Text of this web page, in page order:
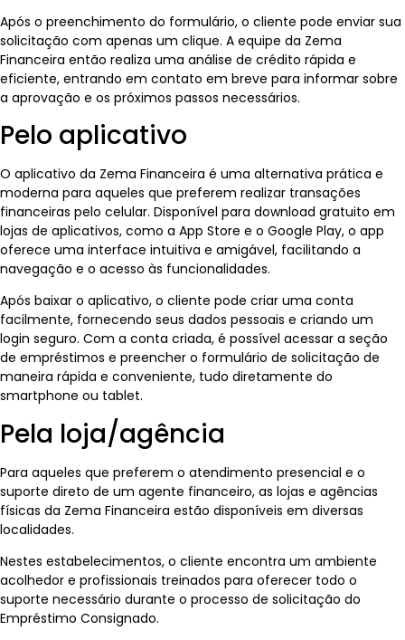
Após o preenchimento do formulário, o cliente pode enviar sua
solicitação com apenas um clique. A equipe da Zema
Financeira então realiza uma análise de crédito rápida e
eficiente, entrando em contato em breve para informar sobre
a aprovação e os próximos passos necessários.
Pelo aplicativo
O aplicativo da Zema Financeira é uma alternativa prática e
moderna para aqueles que preferem realizar transações
financeiras pelo celular. Disponível para download gratuito em
lojas de aplicativos, como a App Store e o Google Play, o app
oferece uma interface intuitiva e amigável, facilitando a
navegação e o acesso às funcionalidades.
Após baixar o aplicativo, o cliente pode criar uma conta
facilmente, fornecendo seus dados pessoais e criando um
login seguro. Com a conta criada, é possível acessar a seção
de empréstimos e preencher o formulário de solicitação de
maneira rápida e conveniente, tudo diretamente do
smartphone ou tablet.
Pela loja/agência
Para aqueles que preferem o atendimento presencial e o
suporte direto de um agente financeiro, as lojas e agências
físicas da Zema Financeira estão disponíveis em diversas
localidades.
Nestes estabelecimentos, o cliente encontra um ambiente
acolhedor e profissionais treinados para oferecer todo o
suporte necessário durante o processo de solicitação do
Empréstimo Consignado.